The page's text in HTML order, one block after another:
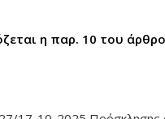
η παρ. 10 του